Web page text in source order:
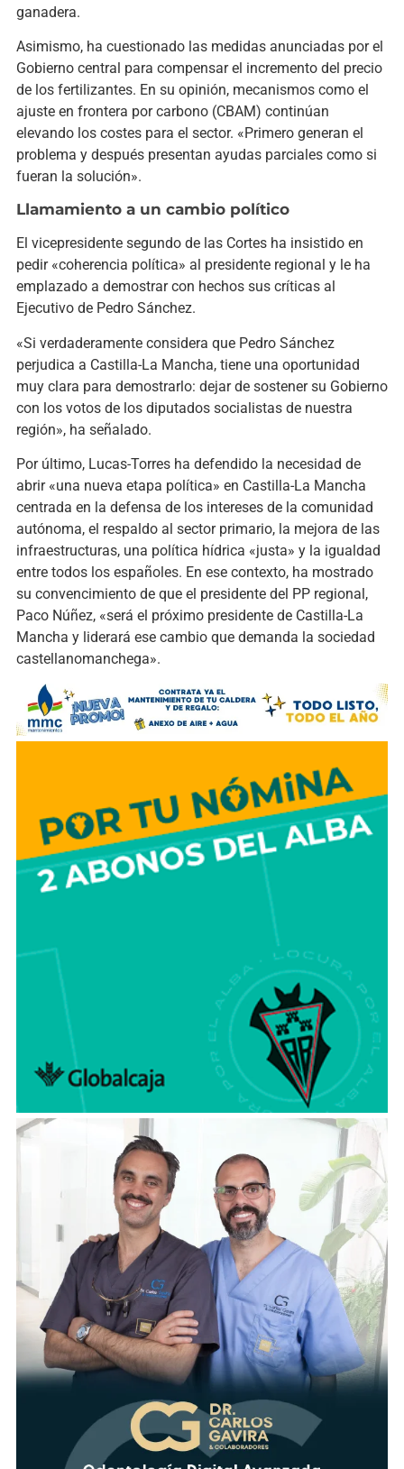
ganadera.
Asimismo, ha cuestionado las medidas anunciadas por el
Gobierno central para compensar el incremento del precio
de los fertilizantes. En su opinión, mecanismos como el
ajuste en frontera por carbono (CBAM) continúan
elevando los costes para el sector. «Primero generan el
problema y después presentan ayudas parciales como si
fueran la solución».
Llamamiento a un cambio político
El vicepresidente segundo de las Cortes ha insistido en
pedir «coherencia política» al presidente regional y le ha
emplazado a demostrar con hechos sus críticas al
Ejecutivo de Pedro Sánchez.
«Si verdaderamente considera que Pedro Sánchez
perjudica a Castilla-La Mancha, tiene una oportunidad
muy clara para demostrarlo: dejar de sostener su Gobierno
con los votos de los diputados socialistas de nuestra
región», ha señalado.
Por último, Lucas-Torres ha defendido la necesidad de
abrir «una nueva etapa política» en Castilla-La Mancha
centrada en la defensa de los intereses de la comunidad
autónoma, el respaldo al sector primario, la mejora de las
infraestructuras, una política hídrica «justa» y la igualdad
entre todos los españoles. En ese contexto, ha mostrado
su convencimiento de que el presidente del PP regional,
Paco Núñez, «será el próximo presidente de Castilla-La
Mancha y liderará ese cambio que demanda la sociedad
castellanomanchega».